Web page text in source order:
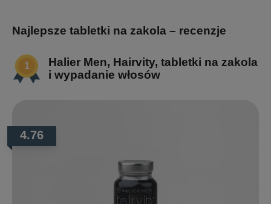
Najlepsze tabletki na zakola – recenzje
Halier Men, Hairvity, tabletki na zakola
i wypadanie włosów
4.76